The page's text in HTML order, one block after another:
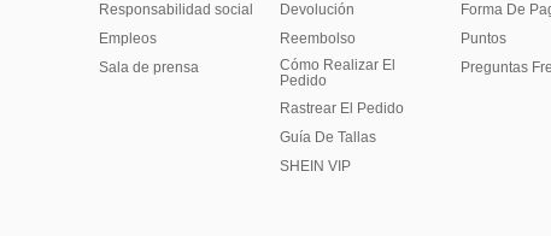
Responsabilidad social
Empleos
Sala de prensa
Devolución
Reembolso
Cómo Realizar El
Pedido
Rastrear El Pedido
Guía De Tallas
SHEIN VIP
Forma De
Puntos
Preguntas